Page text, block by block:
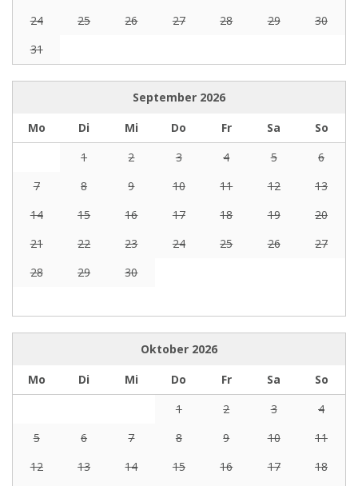
24
25 26 27 28 29
30
31
September 2026
Mo
Di Mi Do Fr Sa
So
1
2 3 4 5
6
7
8 9 10 11 12
13
14
15 16 17 18 19
20
21
22 23 24 25 26
27
28
29 30
Oktober 2026
Mo
Di Mi Do Fr Sa
So
1
2 3
4
5
6 7 8 9 10
11
12
13 14 15 16 17
18